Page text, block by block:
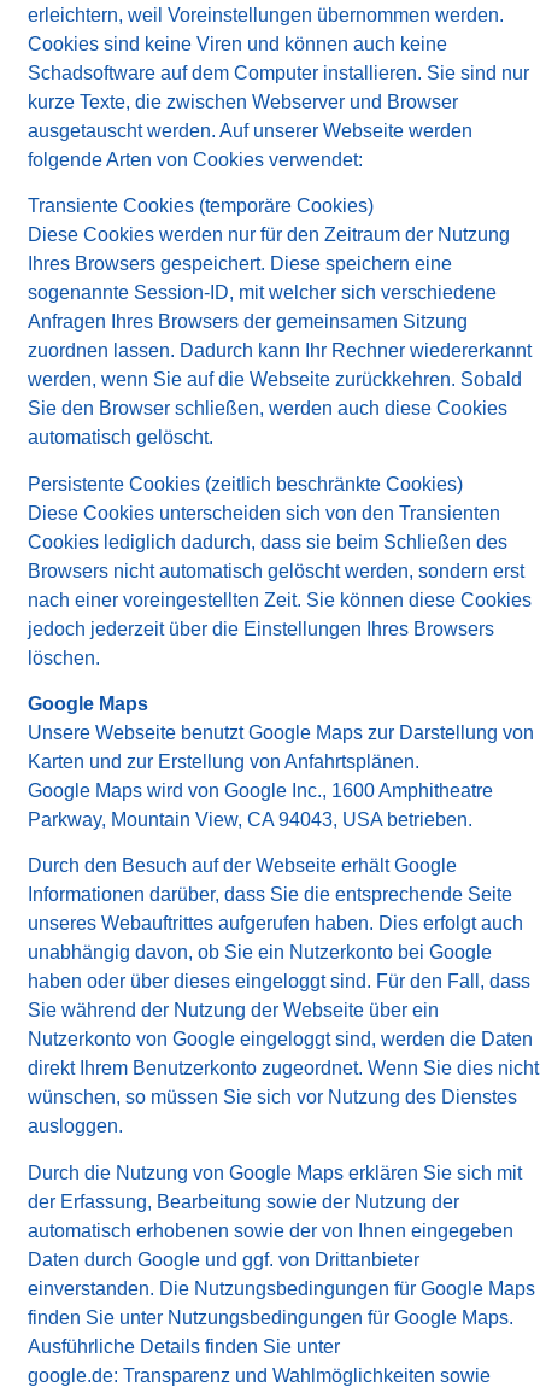
erleichtern, weil Voreinstellungen übernommen werden.
Cookies sind keine Viren und können auch keine
Schadsoftware auf dem Computer installieren. Sie sind nur
kurze Texte, die zwischen Webserver und Browser
ausgetauscht werden. Auf unserer Webseite werden
folgende Arten von Cookies verwendet:
Transiente Cookies (temporäre Cookies)
Diese Cookies werden nur für den Zeitraum der Nutzung
Ihres Browsers gespeichert. Diese speichern eine
sogenannte Session-ID, mit welcher sich verschiedene
Anfragen Ihres Browsers der gemeinsamen Sitzung
zuordnen lassen. Dadurch kann Ihr Rechner wiedererkannt
werden, wenn Sie auf die Webseite zurückkehren. Sobald
Sie den Browser schließen, werden auch diese Cookies
automatisch gelöscht.
Persistente Cookies (zeitlich beschränkte Cookies)
Diese Cookies unterscheiden sich von den Transienten
Cookies lediglich dadurch, dass sie beim Schließen des
Browsers nicht automatisch gelöscht werden, sondern erst
nach einer voreingestellten Zeit. Sie können diese Cookies
jedoch jederzeit über die Einstellungen Ihres Browsers
löschen.
Google Maps
Unsere Webseite benutzt Google Maps zur Darstellung von
Karten und zur Erstellung von Anfahrtsplänen.
Google Maps wird von Google Inc., 1600 Amphitheatre
Parkway, Mountain View, CA 94043, USA betrieben.
Durch den Besuch auf der Webseite erhält Google
Informationen darüber, dass Sie die entsprechende Seite
unseres Webauftrittes aufgerufen haben. Dies erfolgt auch
unabhängig davon, ob Sie ein Nutzerkonto bei Google
haben oder über dieses eingeloggt sind. Für den Fall, dass
Sie während der Nutzung der Webseite über ein
Nutzerkonto von Google eingeloggt sind, werden die Daten
direkt Ihrem Benutzerkonto zugeordnet. Wenn Sie dies nicht
wünschen, so müssen Sie sich vor Nutzung des Dienstes
ausloggen.
Durch die Nutzung von Google Maps erklären Sie sich mit
der Erfassung, Bearbeitung sowie der Nutzung der
automatisch erhobenen sowie der von Ihnen eingegeben
Daten durch Google und ggf. von Drittanbieter
einverstanden. Die Nutzungsbedingungen für Google Maps
finden Sie unter Nutzungsbedingungen für Google Maps.
Ausführliche Details finden Sie unter
google.de: Transparenz und Wahlmöglichkeiten sowie